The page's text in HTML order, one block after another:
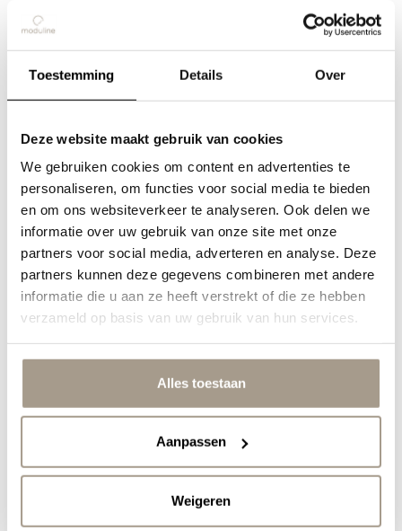
Toestemming Details Over
Deze website maakt gebruik van cookies
We gebruiken cookies om content en advertenties te
personaliseren, om functies voor social media te bieden
en om ons websiteverkeer te analyseren. Ook delen we
informatie over uw gebruik van onze site met onze
partners voor social media, adverteren en analyse. Deze
partners kunnen deze gegevens combineren met andere
informatie die u aan ze heeft verstrekt of die ze hebben
verzameld op basis van uw gebruik van hun services.
Alles toestaan
Aanpassen
Weigeren
Producten
Thema's
Demo
Over ons
Support